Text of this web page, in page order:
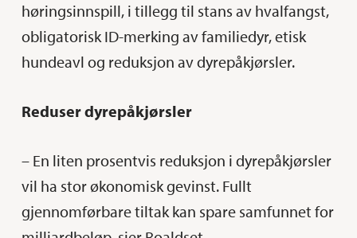
høringsinnspill, i tillegg til stans av hvalfangst,
obligatorisk ID-merking av familiedyr, etisk
hundeavl og reduksjon av dyrepåkjørsler.
Reduser dyrepåkjørsler
– En liten prosentvis reduksjon i dyrepåkjørsler
vil ha stor økonomisk gevinst. Fullt
gjennomførbare tiltak kan spare samfunnet for